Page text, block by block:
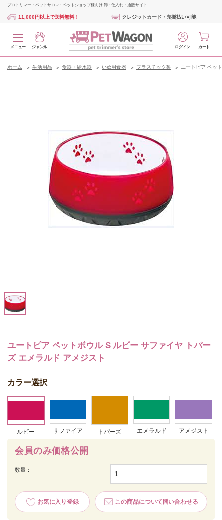
プロトリマー・ペットサロン・ペットショップ様向け 卸・仕入れ・通販サイト
11,000円以上で送料無料！ クレジットカード・売掛払い可能
メニュー ジャンル ログイン カート
ホーム 生活用品 食器・給水器 いぬ用食器 プラスチック製 ユートピア ペッ
ユートピア ペットボウル S ルビー サファイヤ トパー
ズ エメラルド アメジスト
会員のみ価格公開
数量：
お気に入り登録 この商品について問い合わせる
カラー選択
ルビー サファイア トパーズ エメラルド アメジスト